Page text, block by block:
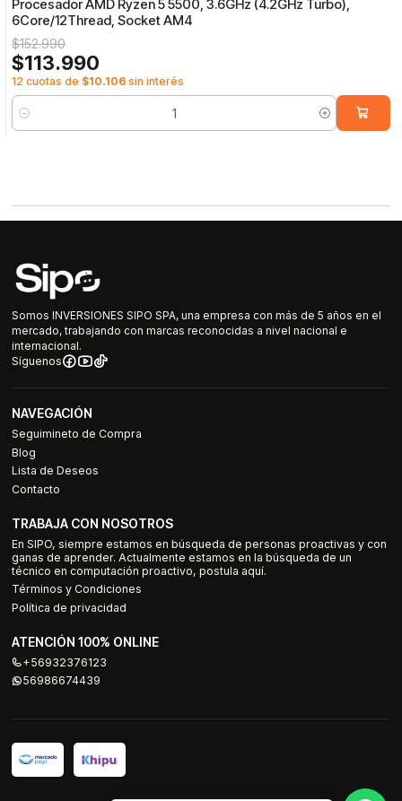
Procesador AMD Ryzen 5 5500, 3.6GHz (4.2GHz Turbo),
6Core/12Thread, Socket AM4
$152.990
$113.990
12 cuotas de $10.106 sin interés
Cantidad
Somos INVERSIONES SIPO SPA, una empresa con más de 5 años en el
mercado, trabajando con marcas reconocidas a nivel nacional e
internacional.
Síguenos
NAVEGACIÓN
Seguimineto de Compra
Blog
Lista de Deseos
Contacto
TRABAJA CON NOSOTROS
En SIPO, siempre estamos en búsqueda de personas proactivas y con
ganas de aprender. Actualmente estamos en la búsqueda de un
técnico en computación proactivo, postula aquí.
Términos y Condiciones
Política de privacidad
ATENCIÓN 100% ONLINE
+56932376123
56986674439